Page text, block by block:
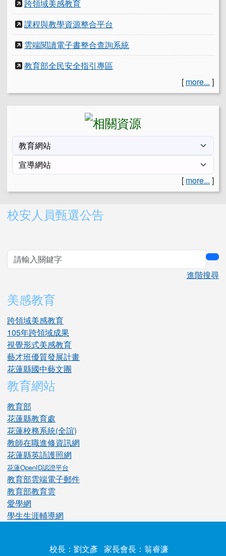
跨領域美感教育
課程與教學資源整合平台
雲端閱讀電子書整合查詢系統
教育部全民安全指引專區
[ more... ]
[ more... ]
右邊區域內容
校安人員甄選公告
進階搜尋
美感教育
跨領域美感教育
105年跨領域成果
視覺形式美感教育
藝才班優質發展計畫
花蓮縣國中藝文團
教育網站
教育部
花蓮縣教育處
花蓮校務系統(全誼)
教師在職進修資訊網
花蓮縣英語護照網
花蓮OpenID認證平台
教育部雲端電子郵件
教育部教育雲
愛學網
學生生涯輔導網
校長：劉文彥 家長會長：翁睿濂